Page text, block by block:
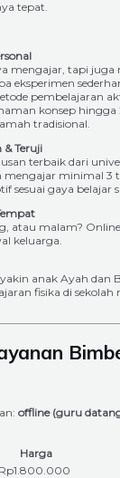
tepat.
mengajar, tapi juga
eksperimen
pembelajaran
konsep hingga
tradisional.
Teruji
terbaik dari
minimal 3
sesuai gaya belajar
atau malam?
keluarga.
anak Ayah dan
fisika di
offline (guru
Harga
Rp1.800.000